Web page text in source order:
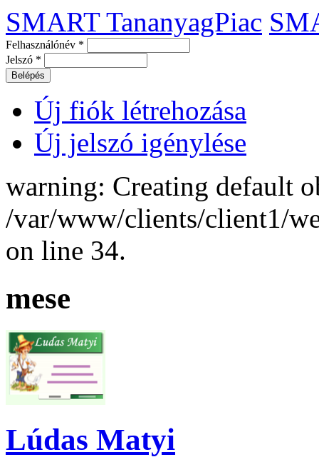
SMART TananyagPiac
Felhasználónév *
Jelszó *
Új fiók létrehozása
Új jelszó igénylése
warning: Creating default
/var/www/clients/client1/
on line 34.
mese
Lúdas Matyi